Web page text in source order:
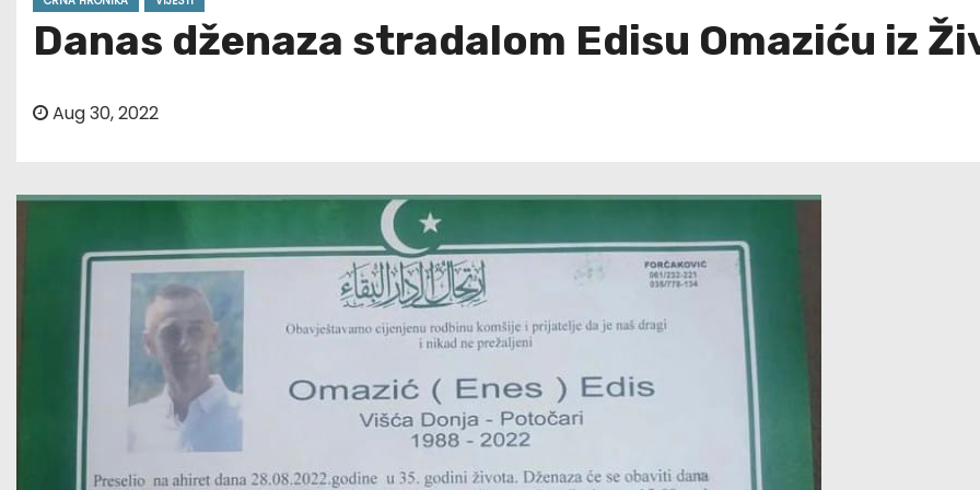
Danas dženaza stradalom Edisu Omaziću iz
Aug 30, 2022